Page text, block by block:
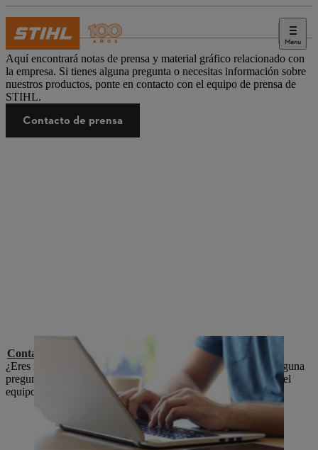
Menu
Prensa
Aquí encontrará notas de prensa y material gráfico relacionado con
la empresa. Si tienes alguna pregunta o necesitas información sobre
nuestros productos, ponte en contacto con el equipo de prensa de
STIHL.
Contacto de prensa
Contacto de prensa
¿Eres representante de los medios de comunicación y tienes alguna
pregunta o preocupación? En ese caso, ponte en contacto con el
equipo de prensa de STIHL.